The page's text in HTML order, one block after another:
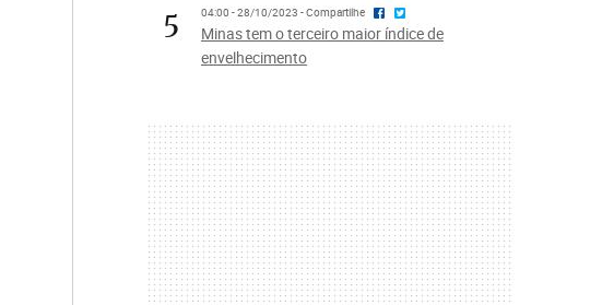
5 04:00 - 28/10/2023 - Compartilhe
Minas tem o terceiro maior índice de
envelhecimento